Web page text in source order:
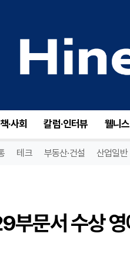
·사회 칼럼·인터뷰 웰니스
테크 부동산·건설 산업일반
문서 수상 영